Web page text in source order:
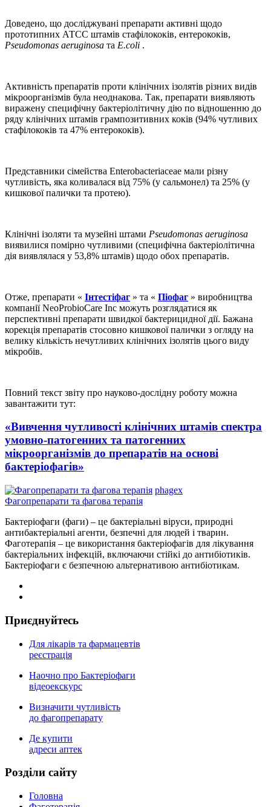
Доведено, що досліджувані препарати активні щодо
прототипних АТСС штамів стафілококів, ентерококів,
Pseudomonas aeruginosa та E.coli .
Активність препаратів проти клінічних ізолятів різних видів
мікроорганізмів була неоднакова. Так, препарати виявляють
виражену специфічну бактеріолітичну дію по відношенню до
ряду клінічних штамів грампозитивних коків (94% чутливих
стафілококів та 47% ентерококів).
Представники сімейства Enterobacteriaceae мали різну
чутливість, яка коливалася від 75% (у сальмонел) та 25% (у
кишкової палички та протею).
Клінічні ізоляти та музейні штами Pseudomonas aeruginosa
виявилися помірно чутливими (специфічна бактеріолітична
дія виявлялася у 53,8% штамів) щодо обох препаратів.
Отже, препарати « Інтестіфаг » та « Піофаг » виробництва
компанії NeoProbioCare Inc можуть розглядатися як
перспективні препарати швидкої бактерицидної дії. Бажана
корекція препаратів стосовно кишкової палички з огляду на
велику кількість нечутливих клінічних ізолятів цього виду
мікробів.
Повний текст звіту про науково-дослідну роботу можна
завантажити тут:
«Вивчення чутливості клінічних штамів спектра
умовно-патогенних та патогенних
мікроорганізмів до препаратів на основі
бактеріофагів»
phagex
Фагопрепарати та фагова терапія
Бактеріофаги (фаги) – це бактеріальні віруси, природні
антибактеріальні агенти, безпечні для людей і тварин.
Фаготерапія – це використання бактеріофагів для лікування
бактеріальних інфекцій, включаючи стійкі до антибіотиків.
Бактеріофаги є безпечною альтернативою антибіотикам.
Приєднуйтесь
Для лікарів та фармацевтів
реєстрація
Наочно про Бактеріофаги
відеоекскурс
Визначити чутливість
до фагопрепарату
Де купити
адреси аптек
Роздiли сайту
Головна